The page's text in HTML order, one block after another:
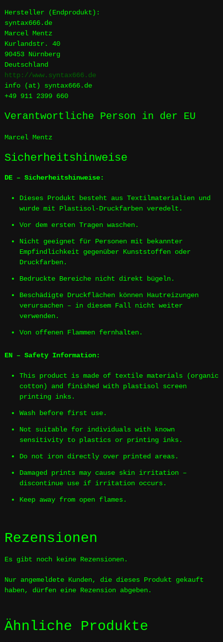
Hersteller (Endprodukt):
syntax666.de
Marcel Mentz
Kurlandstr. 40
90453 Nürnberg
Deutschland
http://www.syntax666.de
info (at) syntax666.de
+49 911 2399 660
Verantwortliche Person in der EU
Marcel Mentz
Sicherheitshinweise
DE – Sicherheitshinweise:
Dieses Produkt besteht aus Textilmaterialien und
wurde mit Plastisol-Druckfarben veredelt.
Vor dem ersten Tragen waschen.
Nicht geeignet für Personen mit bekannter
Empfindlichkeit gegenüber Kunststoffen oder
Druckfarben.
Bedruckte Bereiche nicht direkt bügeln.
Beschädigte Druckflächen können Hautreizungen
verursachen – in diesem Fall nicht weiter
verwenden.
Von offenen Flammen fernhalten.
EN – Safety Information:
This product is made of textile materials (organic
cotton) and finished with plastisol screen
printing inks.
Wash before first use.
Not suitable for individuals with known
sensitivity to plastics or printing inks.
Do not iron directly over printed areas.
Damaged prints may cause skin irritation –
discontinue use if irritation occurs.
Keep away from open flames.
Rezensionen
Es gibt noch keine Rezensionen.
Nur angemeldete Kunden, die dieses Produkt gekauft
haben, dürfen eine Rezension abgeben.
Ähnliche Produkte